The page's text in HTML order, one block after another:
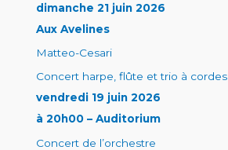
dimanche 21 juin 2026
Aux Avelines
Matteo-Cesari
Concert harpe, flûte et trio à cordes
vendredi 19 juin 2026
à 20h00 – Auditorium
Concert de l’orchestre